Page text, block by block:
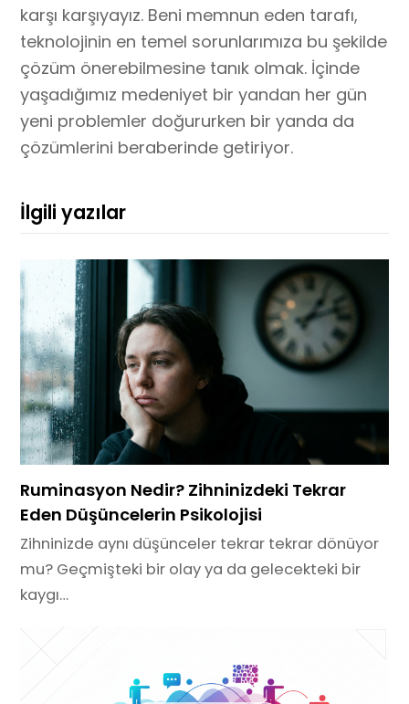
karşı karşıyayız. Beni memnun eden tarafı,
teknolojinin en temel sorunlarımıza bu şekilde
çözüm önerebilmesine tanık olmak. İçinde
yaşadığımız medeniyet bir yandan her gün
yeni problemler doğururken bir yanda da
çözümlerini beraberinde getiriyor.
İlgili yazılar
Ruminasyon Nedir? Zihninizdeki Tekrar
Eden Düşüncelerin Psikolojisi
Zihninizde aynı düşünceler tekrar tekrar dönüyor
mu? Geçmişteki bir olay ya da gelecekteki bir
kaygı…